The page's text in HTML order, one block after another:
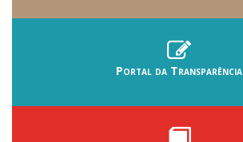
Portal da Transparência